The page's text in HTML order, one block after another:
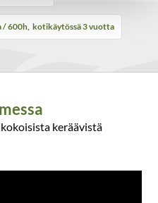
/ 600h, kotikäytössä 3 vuotta
keräävistä